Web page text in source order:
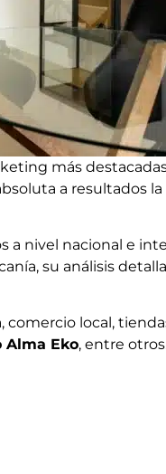
más
a resultados
a nivel nacional e
su análisis
local,
Alma Eko, entre